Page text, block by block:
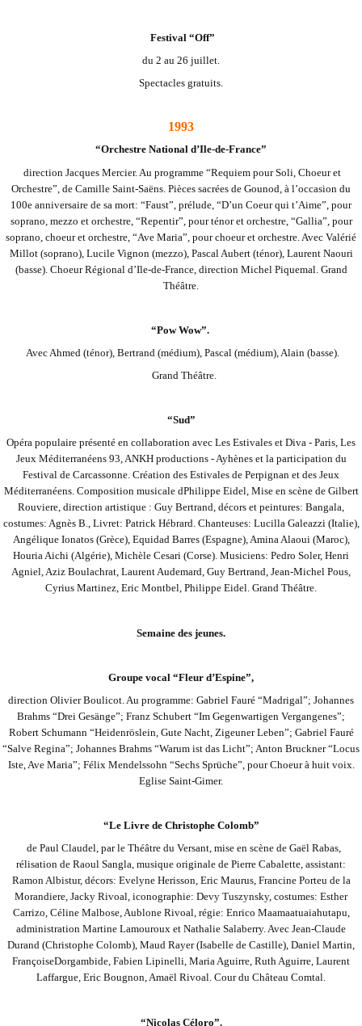
Festival “Off”
du 2 au 26 juillet.
Spectacles gratuits.
1993
“Orchestre National d’Ile-de-France”
direction Jacques Mercier. Au programme “Requiem pour Soli, Choeur et
Orchestre”, de Camille Saint-Saëns. Pièces sacrées de Gounod, à l’occasion du
100e anniversaire de sa mort: “Faust”, prélude, “D’un Coeur qui t’Aime”, pour
soprano, mezzo et orchestre, “Repentir”, pourténor et orchestre, “Gallia”, pour
soprano, choeur et orchestre, “Ave Maria”, pour choeur et orchestre. Avec Valérié
Millot (soprano), Lucile Vignon (mezzo), Pascal Aubert (ténor), Laurent Naouri
(basse). Choeur Régional d’Ile-de-France, direction Michel Piquemal. Grand
Théâtre.
“Pow Wow”.
Avec Ahmed (ténor), Bertrand (médium), Pascal (médium), Alain (basse).
Grand Théâtre.
“Sud”
Opéra populaire présenté en collaboration avec Les Estivales et Diva - Paris, Les
Jeux Méditerranéens 93, ANKH productions - Ayhènes et la participation du
Festival de Carcassonne. Création des Estivales de Perpignan et des Jeux
Méditerranéens. Composition musicale dPhilippe Eidel, Mise en scène de Gilbert
Rouviere, direction artistique : Guy Bertrand, décors et peintures: Bangala,
costumes: Agnès B., Livret: Patrick Hébrard. Chanteuses: Lucilla Galeazzi (Italie),
Angélique Ionatos (Grèce), Equidad Barres (Espagne), Amina Alaoui (Maroc),
Houria Aichi (Algérie), Michèle Cesari (Corse). Musiciens: Pedro Soler, Henri
Agniel, Aziz Boulachrat, Laurent Audemard, Guy Bertrand, Jean-Michel Pous,
Cyrius Martinez, Eric Montbel, Philippe Eidel. Grand Théâtre.
Semaine des jeunes.
Groupe vocal “Fleur d’Espine”,
direction Olivier Boulicot. Au programme: Gabriel Fauré “Madrigal”; Johannes
Brahms “Drei Gesänge”; Franz Schubert “Im Gegenwartigen Vergangenes”;
Robert Schumann “Heidenröslein, Gute Nacht, Zigeuner Leben”; Gabriel Fauré
“Salve Regina”; Johannes Brahms “Warum ist das Licht”; Anton Bruckner “Locus
Iste, Ave Maria”; Félix Mendelssohn “Sechs Sprüche”, pour Choeur à huit voix.
Eglise Saint-Gimer.
“Le Livre de Christophe Colomb”
de Paul Claudel, par le Théâtre du Versant, mise en scène de Gaël Rabas,
rélisation de Raoul Sangla, musique originale de Pierre Cabalette, assistant:
Ramon Albistur, décors: Evelyne Herisson, Eric Maurus, Francine Porteu de la
Morandiere, Jacky Rivoal, iconographie: Devy Tuszynsky, costumes: Esther
Carrizo, Céline Malbose, Aublone Rivoal, régie: Enrico Maamaatuaiahutapu,
administration Martine Lamouroux et Nathalie Salaberry. Avec Jean-Claude
Durand (Christophe Colomb), Maud Rayer (Isabelle de Castille), Daniel Martin,
FrançoiseDorgambide, Fabien Lipinelli, Maria Aguirre, Ruth Aguirre, Laurent
Laffargue, Eric Bougnon, Amaël Rivoal. Cour du Château Comtal.
“Nicolas Céloro”.